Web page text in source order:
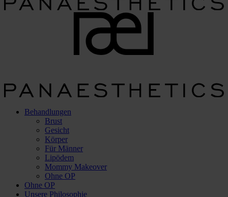
Behandlungen
Brust
Gesicht
Körper
Für Männer
Lipödem
Mommy Makeover
Ohne OP
Ohne OP
Unsere Philosophie